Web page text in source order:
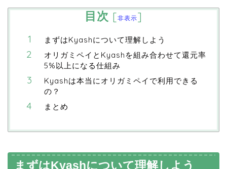
目次 [非表示]
まずはKyashについて理解しよう
オリガミペイとKyashを組み合わせて還元率
5%以上になる仕組み
Kyashは本当にオリガミペイで利用できる
の？
まとめ
まずはKyashについて理解しよう